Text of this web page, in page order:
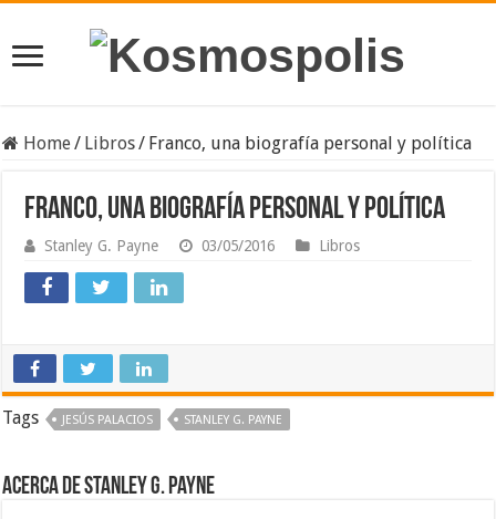
Home/ Libros/ Franco, una biografía personal y política
Franco, una biografía personal y política
Stanley G. Payne 03/05/2016 Libros
Tags JESÚS PALACIOS STANLEY G. PAYNE
Acerca de Stanley G. Payne